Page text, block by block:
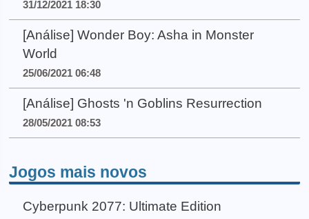
31/12/2021 18:30
[Análise] Wonder Boy: Asha in Monster
World
25/06/2021 06:48
[Análise] Ghosts 'n Goblins Resurrection
28/05/2021 08:53
Jogos mais novos
Cyberpunk 2077: Ultimate Edition